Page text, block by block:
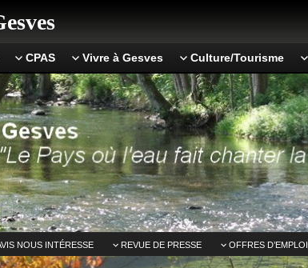
CPAS Vivre à Gesves Culture/Tourisme
NOUS INTÉRESSE REVUE DE PRESSE OFFRES D’EMPLOI